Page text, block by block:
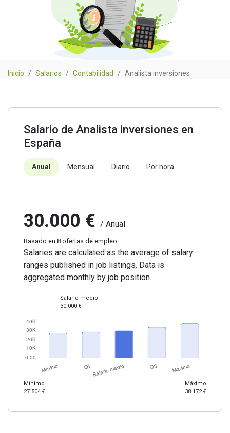
Inicio Salarios Contabilidad Analista inversiones
Salario de Analista inversiones en
España
Anual Mensual Diario Por hora
30.000 € / Anual
Basado en 8 ofertas de empleo
Salaries are calculated as the average of salary
ranges published in job listings. Data is
aggregated monthly by job position.
Mínimo
27.504 €
Salario medio
30.000 €
Máximo
38.172 €